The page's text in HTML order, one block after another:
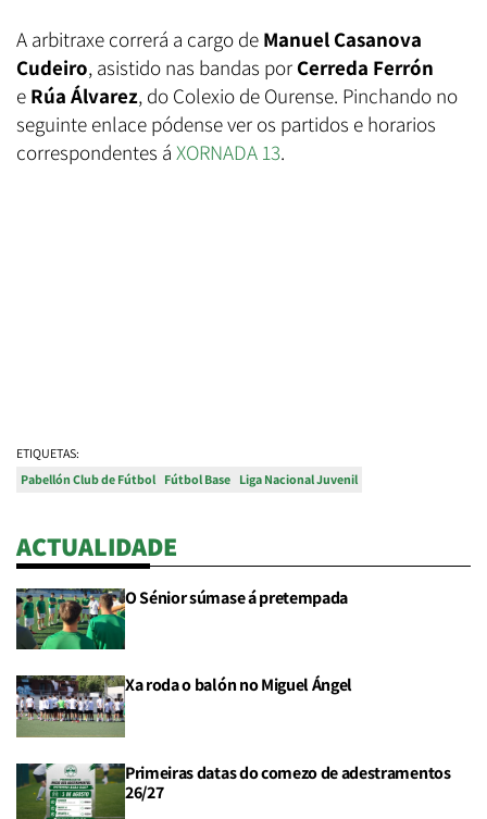
A arbitraxe correrá a cargo de Manuel Casanova
Cudeiro, asistido nas bandas por Cerreda Ferrón
e Rúa Álvarez, do Colexio de Ourense. Pinchando no
seguinte enlace pódense ver os partidos e horarios
correspondentes á XORNADA 13.
ETIQUETAS:
Pabellón Club de Fútbol Fútbol Base Liga Nacional Juvenil
ACTUALIDADE
O Sénior súmase á pretempada
Xa roda o balón no Miguel Ángel
Primeiras datas do comezo de adestramentos
26/27